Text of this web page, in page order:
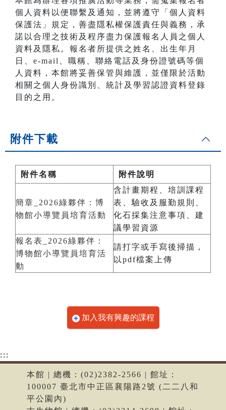
個人資料以便聯繫及通知，並將遵守「個人資料
保護法」規定，善盡隱私權保護責任與義務，承
諾以合理之技術及程序盡力保護報名人員之個人
資料及隱私。報名者所提供之姓名、出生年月
日、e-mail、職稱、聯絡電話及身份證號碼等個
人資料，本館將妥善保管與維護，並僅限於活動
相關之個人身份識別、統計及學習認證資料登錄
目的之用。
附件下載
附件名稱 附件說明
簡章_2026綠夥伴：博
物館小導覽員培育活動
含計畫期程、培訓課程
表、驗收及服勤規則、
化石採集注意事項、建
議學習資源
報名表_2026綠夥伴：
博物館小導覽員培育活
動
請打字或手寫後掃描，
以pdf檔案上傳
加入我有興趣的課程
:::
本館 | 總機：(02)2382-2566 | 館址：
100007 臺北市中正區襄陽路2號 (二二八和
平公園內)